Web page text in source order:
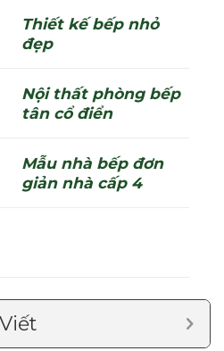
Thiết kế bếp nhỏ
đẹp
Nội thất phòng bếp
tân cổ điển
Mẫu nhà bếp đơn
giản nhà cấp 4